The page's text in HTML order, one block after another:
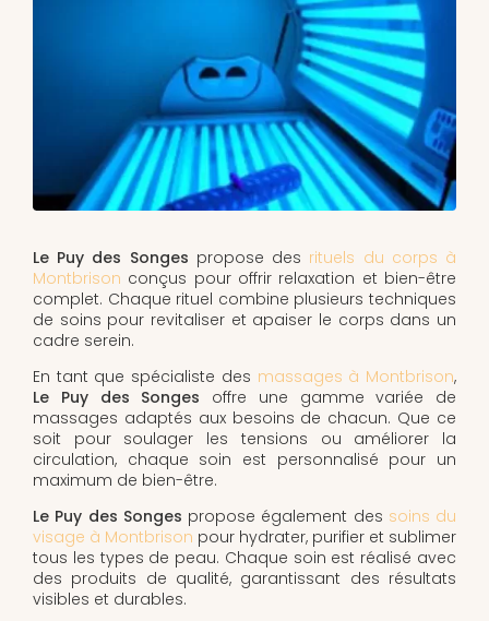
Le Puy des Songes propose des rituels du corps à
Montbrison conçus pour offrir relaxation et bien-être
complet. Chaque rituel combine plusieurs techniques
de soins pour revitaliser et apaiser le corps dans un
cadre serein.
En tant que spécialiste des massages à Montbrison,
Le Puy des Songes offre une gamme variée de
massages adaptés aux besoins de chacun. Que ce
soit pour soulager les tensions ou améliorer la
circulation, chaque soin est personnalisé pour un
maximum de bien-être.
Le Puy des Songes propose également des soins du
visage à Montbrison pour hydrater, purifier et sublimer
tous les types de peau. Chaque soin est réalisé avec
des produits de qualité, garantissant des résultats
visibles et durables.